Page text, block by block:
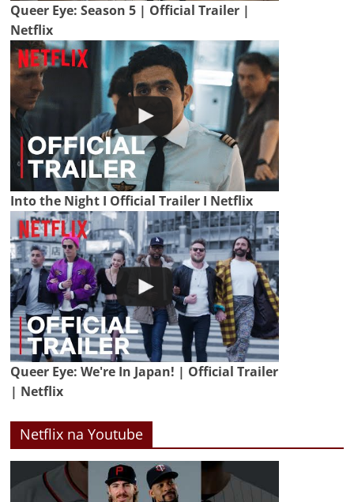
Queer Eye: Season 5 | Official Trailer |
Netflix
Into the Night I Official Trailer I Netflix
Queer Eye: We're In Japan! | Official Trailer
| Netflix
Netflix na Youtube